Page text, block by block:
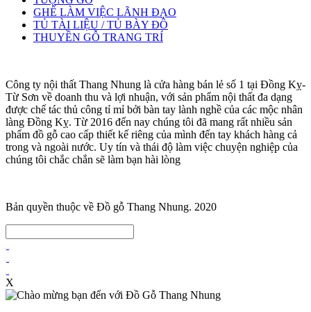
GHẾ LÀM VIỆC LÃNH ĐẠO
TỦ TÀI LIỆU / TỦ BÀY ĐỒ
THUYỀN GỖ TRANG TRÍ
Công ty nội thất Thang Nhung là cửa hàng bán lẻ số 1 tại Đồng Kỵ-
Từ Sơn về doanh thu và lợi nhuận, với sản phẩm nội thất đa dạng
được chế tác thủ công tỉ mỉ bởi bàn tay lành nghề của các mộc nhân
làng Đồng Kỵ. Từ 2016 đến nay chúng tôi đã mang rất nhiều sản
phẩm đồ gỗ cao cấp thiết kế riêng của mình đến tay khách hàng cả
trong và ngoài nước. Uy tín và thái độ làm việc chuyện nghiệp của
chúng tôi chắc chắn sẽ làm bạn hài lòng
Bản quyền thuộc về Đồ gỗ Thang Nhung. 2020
X